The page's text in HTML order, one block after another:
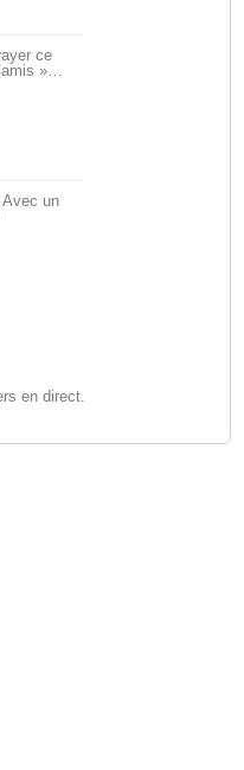
ce
»…
un
en direct.